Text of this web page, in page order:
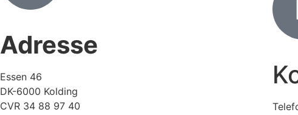
Adresse
Essen 46
DK-6000 Kolding
CVR 34 88 97 40